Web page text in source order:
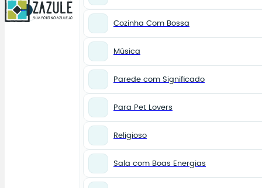
0
Cozinha Com Bossa
Música
Parede com Significado
Para Pet Lovers
Religioso
Sala com Boas Energias